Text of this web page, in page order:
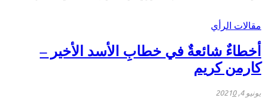
مقالات الرأي
أخطاءٌ شائعةٌ في خطابِ الأسد الأخير –
كارمن كريم
يونيو 4, 2021 0